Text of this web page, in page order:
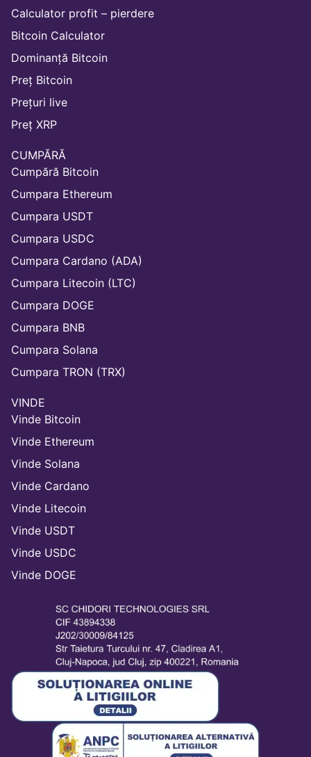
Calculator profit – pierdere
Bitcoin Calculator
Dominanță Bitcoin
Preț Bitcoin
Prețuri live
Preț XRP
CUMPĂRĂ
Cumpără Bitcoin
Cumpara Ethereum
Cumpara USDT
Cumpara USDC
Cumpara Cardano (ADA)
Cumpara Litecoin (LTC)
Cumpara DOGE
Cumpara BNB
Cumpara Solana
Cumpara TRON (TRX)
VINDE
Vinde Bitcoin
Vinde Ethereum
Vinde Solana
Vinde Cardano
Vinde Litecoin
Vinde USDT
Vinde USDC
Vinde DOGE